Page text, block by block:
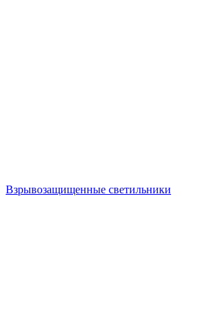
Взрывозащищенные светильники